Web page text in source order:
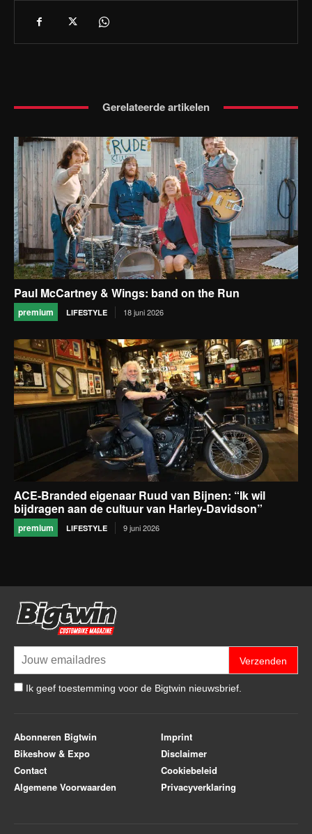
Gerelateerde artikelen
Paul McCartney & Wings: band on the Run
premium LIFESTYLE 18 juni 2026
ACE-Branded eigenaar Ruud van Bijnen: “Ik wil
bijdragen aan de cultuur van Harley-Davidson”
premium LIFESTYLE 9 juni 2026
Verzenden
Ik geef toestemming voor de Bigtwin nieuwsbrief.
Abonneren Bigtwin
Bikeshow & Expo
Contact
Algemene Voorwaarden
Imprint
Disclaimer
Cookiebeleid
Privacyverklaring